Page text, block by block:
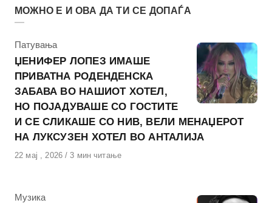
МОЖНО Е И ОВА ДА ТИ СЕ ДОПАЃА
КАтегорија
Патувања
ЏЕНИФЕР ЛОПЕЗ ИМАШЕ
ПРИВАТНА РОДЕНДЕНСКА
ЗАБАВА ВО НАШИОТ ХОТЕЛ,
НО ПОЈАДУВАШЕ СО ГОСТИТЕ
И СЕ СЛИКАШЕ СО НИВ, ВЕЛИ МЕНАЏЕРОТ
НА ЛУКСУЗЕН ХОТЕЛ ВО АНТАЛИЈА
Објавено
22 мај , 2026 3 мин читање
КАтегорија
Музика